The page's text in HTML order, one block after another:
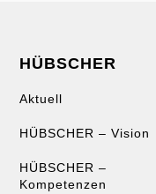
HÜBSCHER
Aktuell
HÜBSCHER – Vision
HÜBSCHER –
Kompetenzen